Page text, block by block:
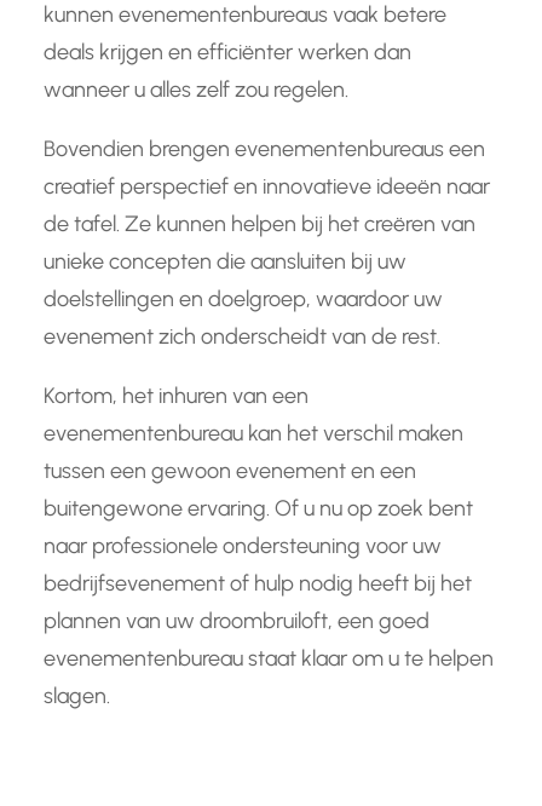
kunnen evenementenbureaus vaak betere
deals krijgen en efficiënter werken dan
wanneer u alles zelf zou regelen.
Bovendien brengen evenementenbureaus een
creatief perspectief en innovatieve ideeën naar
de tafel. Ze kunnen helpen bij het creëren van
unieke concepten die aansluiten bij uw
doelstellingen en doelgroep, waardoor uw
evenement zich onderscheidt van de rest.
Kortom, het inhuren van een
evenementenbureau kan het verschil maken
tussen een gewoon evenement en een
buitengewone ervaring. Of u nu op zoek bent
naar professionele ondersteuning voor uw
bedrijfsevenement of hulp nodig heeft bij het
plannen van uw droombruiloft, een goed
evenementenbureau staat klaar om u te helpen
slagen.